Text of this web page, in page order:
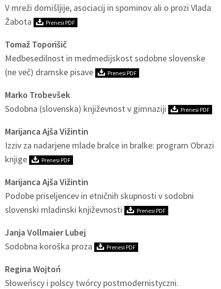
V mreži domišljije, asociacij in spominov ali o prozi Vlada
Žabota
Prenesi PDF
Tomaž Toporišič
Medbesedilnost in medmedijskost sodobne slovenske
(ne več) dramske pisave
Prenesi PDF
Marko Trobevšek
Sodobna (slovenska) književnost v gimnaziji
Prenesi PDF
Marijanca Ajša Vižintin
Izziv za nadarjene mlade bralce in bralke: program Obrazi
knjige
Prenesi PDF
Marijanca Ajša Vižintin
Podobe priseljencev in etničnih skupnosti v sodobni
slovenski mladinski književnosti
Prenesi PDF
Janja Vollmaier Lubej
Sodobna koroška proza
Prenesi PDF
Regina Wojtoń
Słoweńscy i polscy twórcy postmodernistyczni.